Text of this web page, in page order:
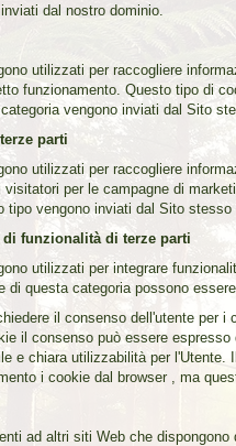
dal nostro dominio.
utilizzati per raccogliere
funzionamento. Questo tipo di
vengono inviati dal Sito
parti
utilizzati per raccogliere
per le campagne di
tipo vengono inviati dal Sito stesso
funzionalità di terze parti
utilizzati per integrare
di questa categoria possono
il consenso dell'utente
il consenso può essere
e chiara utilizzabilità per
i cookie dal browser , ma
ad altri siti Web che